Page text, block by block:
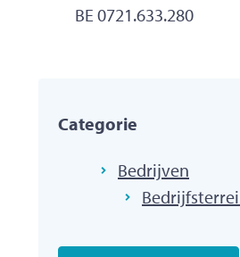
BTW nr.BE 0721.633.280
Categorie
Bedrijven